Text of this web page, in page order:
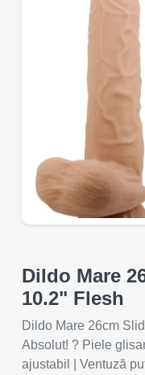
Dildo Mare
10.2" Flesh
Dildo Mare 26cm
Absolut! ? Piele
ajustabil | Ventuză